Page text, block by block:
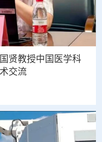
贤教授中国医学科
交流